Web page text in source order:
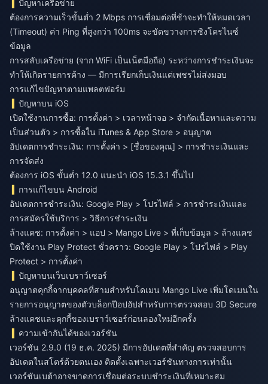
ปัญหาเครือข่าย
ต้องการความเร็วขั้นต่ำ 2 Mbps การเชื่อมต่อที่ช้าจะทำให้หมดเวลา
(Timeout) ค่า Ping ที่สูงกว่า 100ms จะขัดขวางการซิงโครไนซ์
ข้อมูล
การสลับเครือข่าย (จาก WiFi เป็นเน็ตมือถือ) ระหว่างการชำระเงินจะ
ทำให้เกิดรายการค้าง — มีการเรียกเก็บเงินแต่เพชรไม่ส่งมอบ
การแก้ไขปัญหาตามแพลตฟอร์ม
ปัญหาบน iOS
เปิดใช้งานการซื้อ: การตั้งค่า > เวลาหน้าจอ > จำกัดเนื้อหาและความ
เป็นส่วนตัว > การซื้อใน iTunes & App Store > อนุญาต
อัปเดตการชำระเงิน: การตั้งค่า > [ชื่อของคุณ] > การชำระเงินและ
การจัดส่ง
ต้องการ iOS ขั้นต่ำ 12.0 แนะนำ iOS 15.3.1 ขึ้นไป
การแก้ไขบน Android
อัปเดตการชำระเงิน: Google Play > โปรไฟล์ > การชำระเงินและ
การสมัครใช้บริการ > วิธีการชำระเงิน
ล้างแคช: การตั้งค่า > แอป > Mango Live > ที่เก็บข้อมูล > ล้างแคช
ปิดใช้งาน Play Protect ชั่วคราว: Google Play > โปรไฟล์ > Play
Protect > การตั้งค่า
ปัญหาบนเว็บเบราว์เซอร์
อนุญาตคุกกี้จากบุคคลที่สามสำหรับโดเมน Mango Live เพิ่มโดเมนใน
รายการอนุญาตของตัวบล็อกป๊อปอัปสำหรับการตรวจสอบ 3D Secure
ล้างแคชและคุกกี้ของเบราว์เซอร์ก่อนลองใหม่อีกครั้ง
ความเข้ากันได้ของเวอร์ชัน
เวอร์ชัน 2.9.0 (19 ธ.ค. 2025) มีการอัปเดตที่สำคัญ ตรวจสอบการ
อัปเดตในสโตร์ด้วยตนเอง ติดตั้งเฉพาะเวอร์ชันทางการเท่านั้น
เวอร์ชันเบต้าอาจขาดการเชื่อมต่อระบบชำระเงินที่เหมาะสม